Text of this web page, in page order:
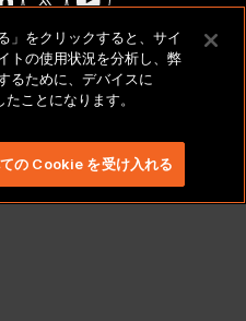
ポリシー
Technologies、LLC. All
。
」をクリックすると、サイ
トの使用状況を分析し、弊
るために、デバイスに
ことになります。
の Cookie を受け入れる